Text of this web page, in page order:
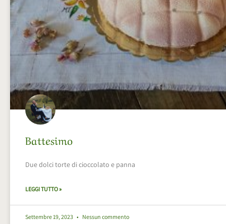
Battesimo
Due dolci torte di cioccolato e panna
LEGGI TUTTO »
Settembre 19, 2023 Nessun commento